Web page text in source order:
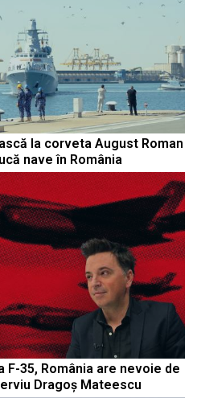
la corveta August Roman
nave în România
F-35, România are nevoie de
Dragoș Mateescu